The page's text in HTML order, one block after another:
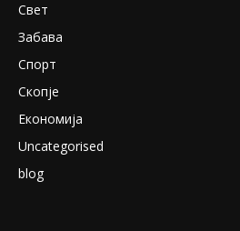
Свет
Забава
Спорт
Скопје
Економија
Uncategorised
blog